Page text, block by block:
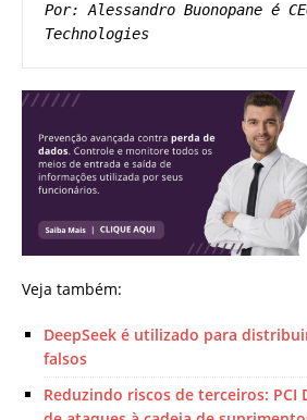
Por: Alessandro Buonopane é
Technologies
Veja também:
DeepSeek é utilizado para
falsos
Reduzindo riscos de terceiros: PCI